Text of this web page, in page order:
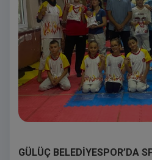
GÜLÜÇ BELEDİYESPOR’DA